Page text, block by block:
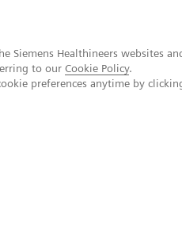
Siemens Healthineers websites
to our Cookie Policy.
preferences anytime by
FR